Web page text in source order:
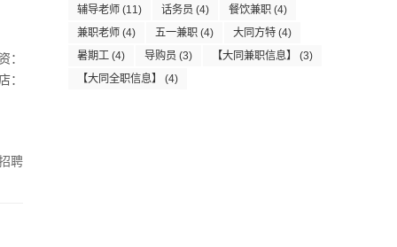
：
：
聘
辅导老师 (11) 话务员 (4) 餐饮兼职 (4)
兼职老师 (4) 五一兼职 (4) 大同方特 (4)
暑期工 (4) 导购员 (3) 【大同兼职信息】
(3)
【大同全职信息】
(4)